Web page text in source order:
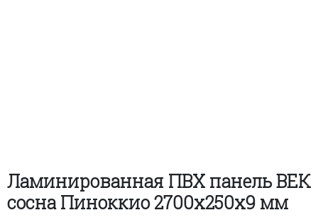
Ламинированная ПВХ панель ВЕК
сосна Пиноккио 2700х250х9 мм